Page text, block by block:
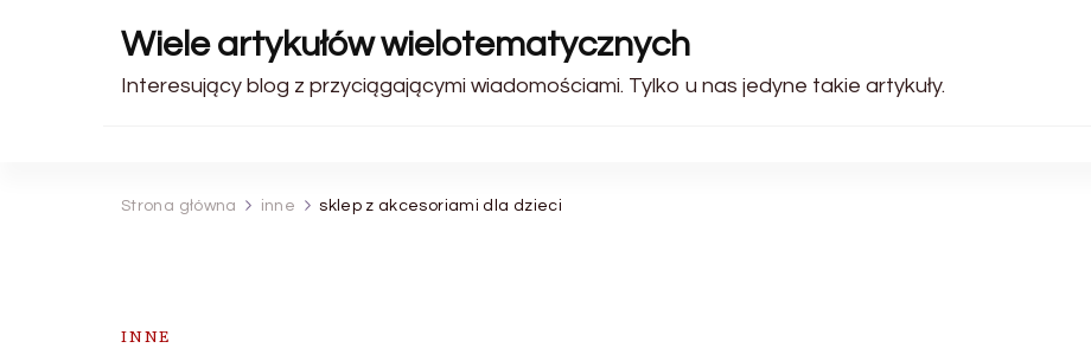
Wiele artykułów wielotematycznych
Interesujący blog z przyciągającymi wiadomościami. Tylko u nas jedyne takie artykuły.
Strona główna inne sklep z akcesoriami dla dzieci
INNE